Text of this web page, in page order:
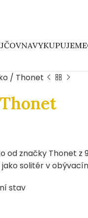
VYKUPUJEME
/ Thonet
od značky Thonet
solitér v
stav